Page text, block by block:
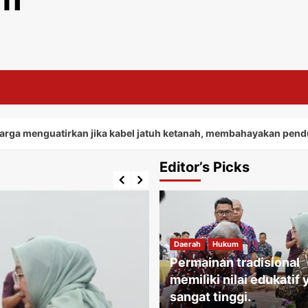
jika kabel jatuh ketanah, membahayakan penduduk
Editor’s Picks
Daerah Hukum
Permainan tradisional
memiliki nilai edukatif
sangat tinggi.